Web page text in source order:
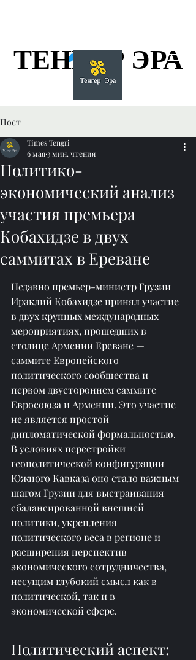
ТЕНГЕР ЭРА
ТЕНГЕР ЭРА
Пост
Политико-
экономический анализ
участия премьера
Кобахидзе в двух
саммитах в Ереване
Times Tengri
6 мая 3 мин. чтения
Недавно премьер-министр Грузии
Ираклий Кобахидзе принял участие
в двух крупных международных
мероприятиях, прошедших в
столице Армении Ереване —
саммите Европейского
политического сообщества и
первом двустороннем саммите
Евросоюза и Армении. Это участие
не является простой
дипломатической формальностью.
В условиях перестройки
геополитической конфигурации
Южного Кавказа оно стало важным
шагом Грузии для выстраивания
сбалансированной внешней
политики, укрепления
политического веса в регионе и
расширения перспектив
экономического сотрудничества,
несущим глубокий смысл как в
политической, так и в
экономической сфере.
Политический аспект: